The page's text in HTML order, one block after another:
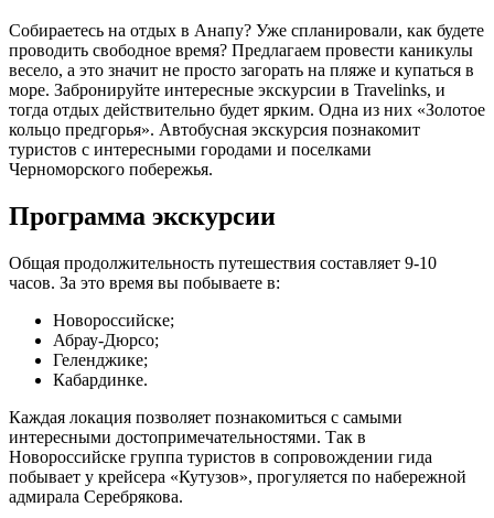
Собираетесь на отдых в Анапу? Уже спланировали, как будете
проводить свободное время? Предлагаем провести каникулы
весело, а это значит не просто загорать на пляже и купаться в
море. Забронируйте интересные экскурсии в Travelinks, и
тогда отдых действительно будет ярким. Одна из них «Золотое
кольцо предгорья». Автобусная экскурсия познакомит
туристов с интересными городами и поселками
Черноморского побережья.
Программа экскурсии
Общая продолжительность путешествия составляет 9-10
часов. За это время вы побываете в:
Новороссийске;
Абрау-Дюрсо;
Геленджике;
Кабардинке.
Каждая локация позволяет познакомиться с самыми
интересными достопримечательностями. Так в
Новороссийске группа туристов в сопровождении гида
побывает у крейсера «Кутузов», прогуляется по набережной
адмирала Серебрякова.